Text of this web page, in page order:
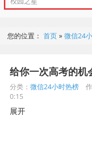
您的位置： 首页 » 微信24
给你一次高考的机
分类： 微信24小时热榜
0:15
展开